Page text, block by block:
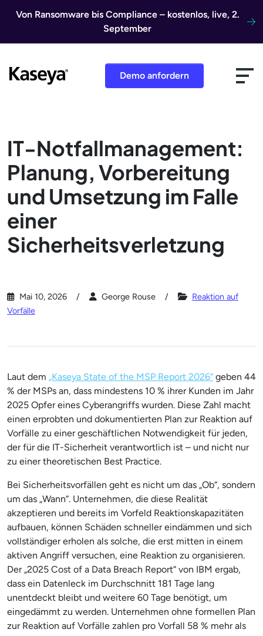
Von Ransomware bis Compliance – kostenlos, live, 2.
September
Demo anfordern
IT-Notfallmanagement:
Planung, Vorbereitung
und Umsetzung im Falle
einer
Sicherheitsverletzung
Mai 10, 2026 George Rouse
Reaktion auf
Vorfälle
Laut dem „Kaseya State of the MSP Report 2026“ geben 44
% der MSPs an, dass mindestens 10 % ihrer Kunden im Jahr
2025 Opfer eines Cyberangriffs wurden. Diese Zahl macht
einen erprobten und dokumentierten Plan zur Reaktion auf
Vorfälle zu einer geschäftlichen Notwendigkeit für jeden,
der für die IT-Sicherheit verantwortlich ist – und nicht nur
zu einer theoretischen Best Practice.
Bei Sicherheitsvorfällen geht es nicht um das „Ob“, sondern
um das „Wann“. Unternehmen, die diese Realität
akzeptieren und bereits im Vorfeld Reaktionskapazitäten
aufbauen, können Schäden schneller eindämmen und sich
vollständiger erholen als solche, die erst mitten in einem
aktiven Angriff versuchen, eine Reaktion zu organisieren.
Der „2025 Cost of a Data Breach Report“ von IBM ergab,
dass ein Datenleck im Durchschnitt 181 Tage lang
unentdeckt bleibt und weitere 60 Tage benötigt, um
eingedämmt zu werden. Unternehmen ohne formellen Plan
zur Reaktion auf Vorfälle zahlen pro Vorfall 58 % mehr als